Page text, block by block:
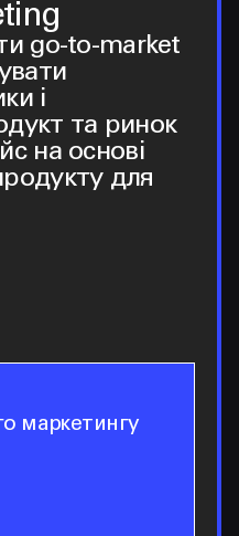
go-to-market
і
та ринок
на основі
для
маркетингу